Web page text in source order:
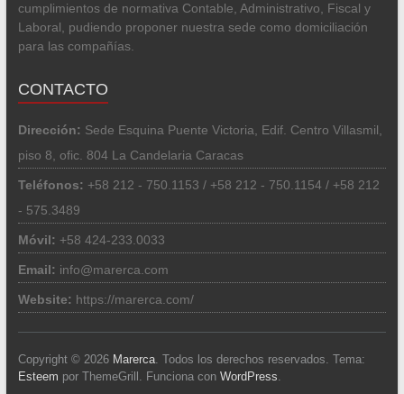
cumplimientos de normativa Contable, Administrativo, Fiscal y
Laboral, pudiendo proponer nuestra sede como domiciliación
para las compañías.
CONTACTO
Dirección: Sede Esquina Puente Victoria, Edif. Centro Villasmil,
piso 8, ofic. 804 La Candelaria Caracas
Teléfonos: +58 212 - 750.1153 / +58 212 - 750.1154 / +58 212
- 575.3489
Móvil: +58 424-233.0033
Email: info@marerca.com
Website: https://marerca.com/
Copyright © 2026 Marerca. Todos los derechos reservados. Tema:
Esteem por ThemeGrill. Funciona con WordPress.